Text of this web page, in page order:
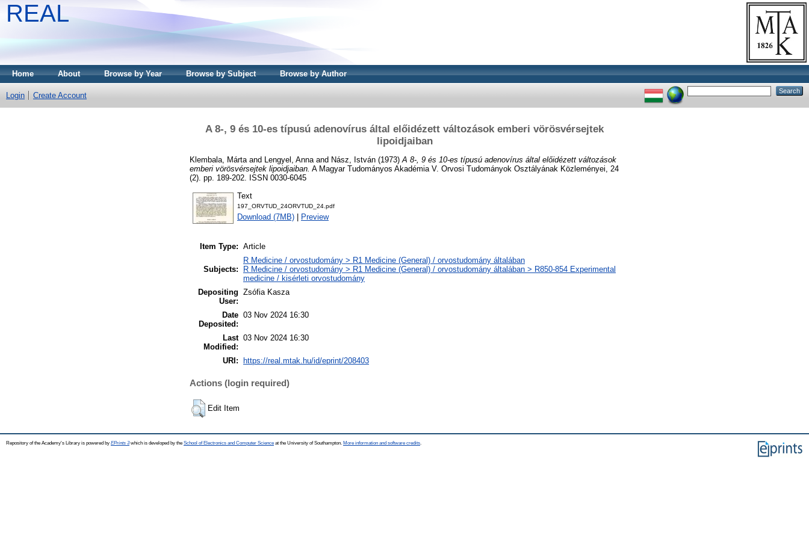
REAL
Home About Browse by Year Browse by Subject Browse by Author
Login Create Account
A 8-, 9 és 10-es típusú adenovírus által előidézett változások emberi vörösvérsejtek
lipoidjaiban
Klembala, Márta and Lengyel, Anna and Nász, István (1973) A 8-, 9 és 10-es típusú adenovírus által előidézett változások
emberi vörösvérsejtek lipoidjaiban. A Magyar Tudományos Akadémia V. Orvosi Tudományok Osztályának Közleményei, 24
(2). pp. 189-202. ISSN 0030-6045
Text
197_ORVTUD_24ORVTUD_24.pdf
Download (7MB) Preview
Item Type: Article
Subjects:
R Medicine / orvostudomány > R1 Medicine (General) / orvostudomány általában
R Medicine / orvostudomány > R1 Medicine (General) / orvostudomány általában > R850-854 Experimental
medicine / kisérleti orvostudomány
Depositing
User:
Zsófia Kasza
Date
Deposited:
03 Nov 2024 16:30
Last
Modified:
03 Nov 2024 16:30
URI: https://real.mtak.hu/id/eprint/208403
Actions (login required)
Edit Item
Repository of the Academy's Library is powered by EPrints 3which is developed by the School of Electronics and Computer Science at the University of Southampton. More information and software credits